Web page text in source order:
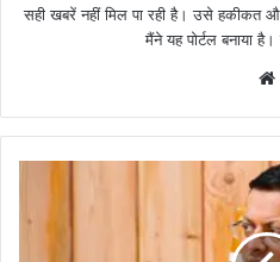
सही खबरें नहीं मिल पा रही है। उसे हकीकत
मैंने यह पोर्टल बनाया
i
t